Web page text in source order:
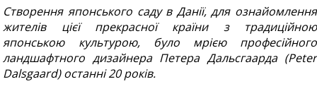
Створення японського саду в Данії, для ознайомлення
жителів цієї прекрасної країни з традиційною
японською культурою, було мрією професійного
ландшафтного дизайнера Петера Дальсгаарда (Peter
Dalsgaard) останні 20 років.